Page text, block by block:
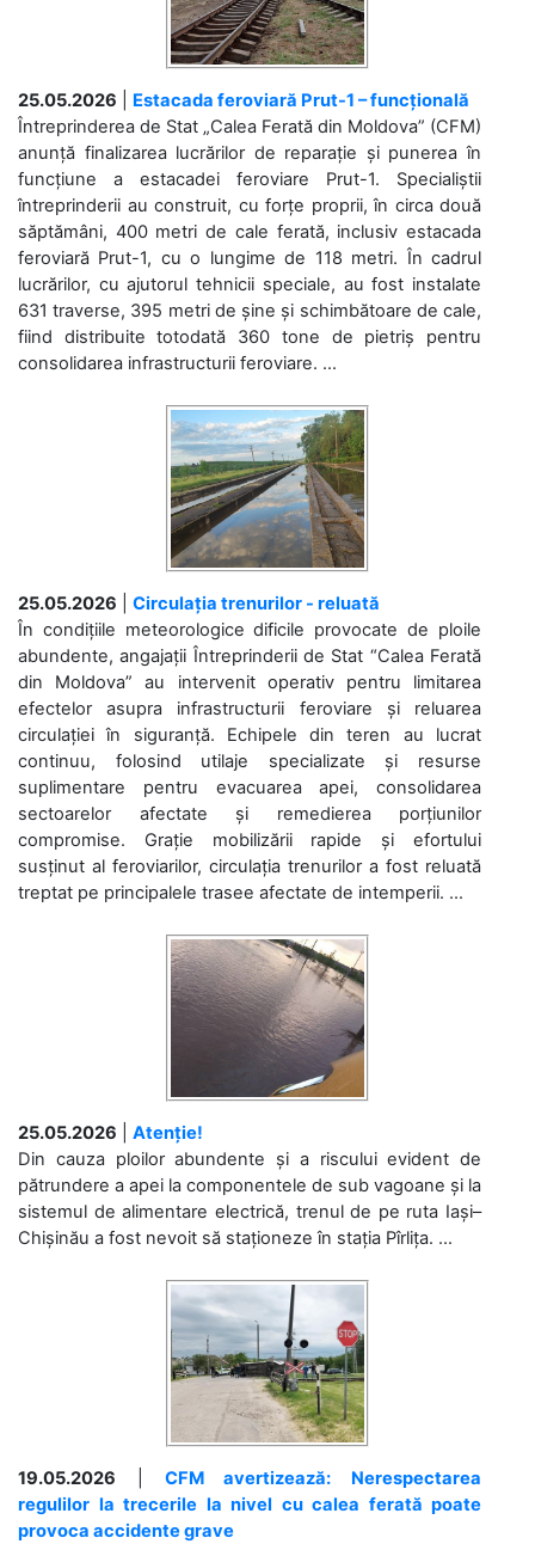
25.05.2026
Estacada feroviară Prut-1 – funcțională
Întreprinderea de Stat „Calea Ferată din Moldova” (CFM)
anunță finalizarea lucrărilor de reparație și punerea în
funcțiune a estacadei feroviare Prut-1. Specialiștii
întreprinderii au construit, cu forțe proprii, în circa două
săptămâni, 400 metri de cale ferată, inclusiv estacada
feroviară Prut-1, cu o lungime de 118 metri. În cadrul
lucrărilor, cu ajutorul tehnicii speciale, au fost instalate
631 traverse, 395 metri de șine și schimbătoare de cale,
fiind distribuite totodată 360 tone de pietriș pentru
consolidarea infrastructurii feroviare. ...
25.05.2026
Circulația trenurilor - reluată
În condițiile meteorologice dificile provocate de ploile
abundente, angajații Întreprinderii de Stat “Calea Ferată
din Moldova” au intervenit operativ pentru limitarea
efectelor asupra infrastructurii feroviare și reluarea
circulației în siguranță. Echipele din teren au lucrat
continuu, folosind utilaje specializate și resurse
suplimentare pentru evacuarea apei, consolidarea
sectoarelor afectate și remedierea porțiunilor
compromise. Grație mobilizării rapide și efortului
susținut al feroviarilor, circulația trenurilor a fost reluată
treptat pe principalele trasee afectate de intemperii. ...
25.05.2026
Atenție!
Din cauza ploilor abundente și a riscului evident de
pătrundere a apei la componentele de sub vagoane și la
sistemul de alimentare electrică, trenul de pe ruta Iași–
Chișinău a fost nevoit să staționeze în stația Pîrlița. ...
19.05.2026
CFM avertizează: Nerespectarea
regulilor la trecerile la nivel cu calea ferată poate
provoca accidente grave